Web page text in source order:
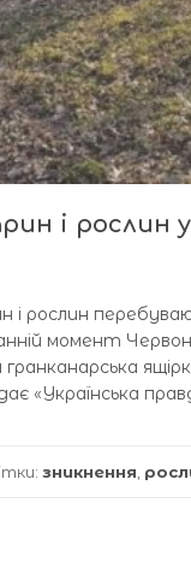
і рослин
і рослин
момент
гранканарська
«Українська
зникнення